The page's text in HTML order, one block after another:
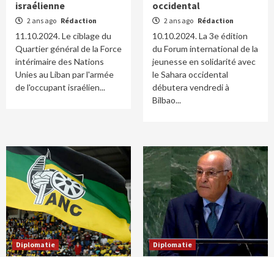
israélienne
2 ans ago Rédaction
11.10.2024. Le ciblage du
Quartier général de la Force
intérimaire des Nations
Unies au Liban par l'armée
de l'occupant israélien...
occidental
2 ans ago Rédaction
10.10.2024. La 3e édition
du Forum international de la
jeunesse en solidarité avec
le Sahara occidental
débutera vendredi à
Bilbao...
Diplomatie Diplomatie